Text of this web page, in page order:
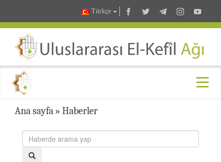
Türkçe
Ana sayfa » Haberler